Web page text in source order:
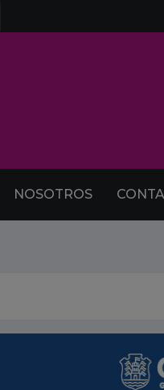
NOSOTROS